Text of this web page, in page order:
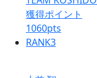
獲得ポイント
1060pts
RANK3